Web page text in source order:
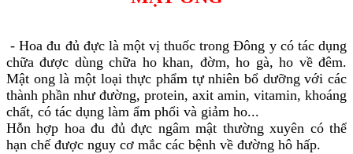
- Hoa đu đủ đực là một vị thuốc trong Đông y có tác dụng
chữa được dùng chữa ho khan, đờm, ho gà, ho về đêm.
Mật ong là một loại thực phẩm tự nhiên bổ dưỡng với các
thành phần như đường, protein, axit amin, vitamin, khoáng
chất, có tác dụng làm ẩm phổi và giảm ho...
Hỗn hợp hoa đu đủ đực ngâm mật thường xuyên có thể
hạn chế được nguy cơ mắc các bệnh về đường hô hấp.